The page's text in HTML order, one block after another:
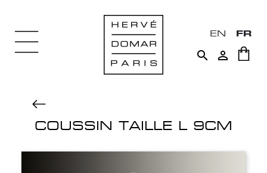
EN FR
 
COUSSIN TAILLE L 9CM